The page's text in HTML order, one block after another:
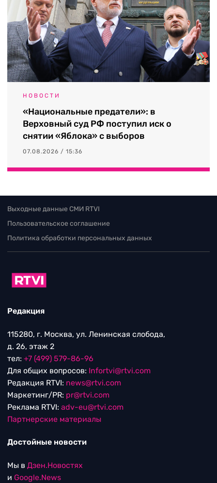
НОВОСТИ
«Национальные предатели»: в
Верховный суд РФ поступил иск о
снятии «Яблока» с выборов
07.08.2026 / 15:36
Выходные данные СМИ RTVI
Пользовательское соглашение
Политика обработки персональных данных
Редакция
115280, г. Москва, ул. Ленинская слобода,
д. 26, этаж 2
тел: +7 (499) 579-86-96
Для общих вопросов: Infortvi@rtvi.com
Редакция RTVI: news@rtvi.com
Маркетинг/PR: pr@rtvi.com
Реклама RTVI: adv-eu@rtvi.com
Партнерские материалы
Достойные новости
Мы в Дзен.Новостях
и Google.News